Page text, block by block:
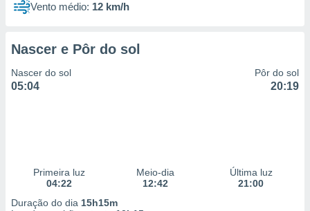
Vento médio: 12 km/h
Nascer e Pôr do sol
Nascer do sol
05:04
Pôr do sol
20:19
Primeira luz
04:22
Meio-dia
12:42
Última luz
21:00
Duração do dia 15h15m